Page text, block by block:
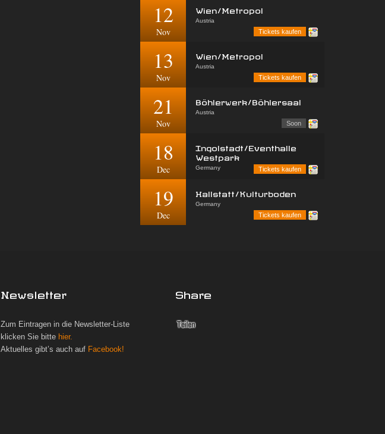
12
Nov
Wien/Metropol
Austria
Tickets kaufen
13
Nov
Wien/Metropol
Austria
Tickets kaufen
21
Nov
Böhlerwerk/Böhlersaal
Austria
Soon
18
Dec
Ingolstadt/Eventhalle
Westpark
Germany
Tickets kaufen
19
Dec
Hallstatt/Kulturboden
Germany
Tickets kaufen
Newsletter
Zum Eintragen in die Newsletter-Liste
klicken Sie bitte hier.
Aktuelles gibt’s auch auf Facebook!
Share